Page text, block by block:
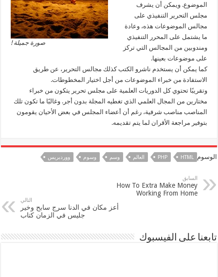
صورة جميلة !
الموضوع. ويمكن أن يشرف
مجلس التحرير التنفيذي على
مجالس الموضوعات هذه، وعادة
ما يشتمل على المحرر التنفيذي
ومندوبين من المجالس التي تركز
على موضوعات بعينها.
كما يمكن أن يستخدم ناشرو الكتب كذلك مجالس التحرير، عن طريق
الاستفادة من خبراء الموضوعات من أجل اختيار المخطوطات.
وتقريبًا تحتوي كل الدوريات العلمية على مجلس تحرير يتكون من خبراء
مختارين من المجال العلمي الذي تغطيه المجلة بدون أجر. وغالبًا ما تكون تلك
المناصب مناصب شرفية، رغم أن أعضاء المجلس في بعض الأحيان يقومون
بتوفير مراجعة الأقران لما يتم تقديمه.
الوسوم HTML
PHP العالم وسم وسوم ووردبريس
السابق
How To Extra Make Money
Working From Home
التالي
أعز مكان في الدنا سرج سابح وخير
جليس في الزمان كتاب
تابعنا على الفيسبوك